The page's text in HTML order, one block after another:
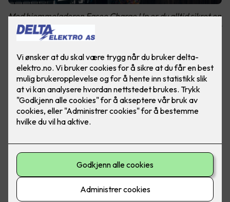
Med hjemmeladeren Easee Charge Up er du alltid sikret en
fulladet elbil. Laderen passer alle elbiler og er tilpasset ditt
hjem!
Enkel lading med Easee Charge Up -
tilpasset ditt hjem